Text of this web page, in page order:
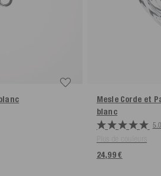
Mesle Corde et
blanc
5.0
24,99 €